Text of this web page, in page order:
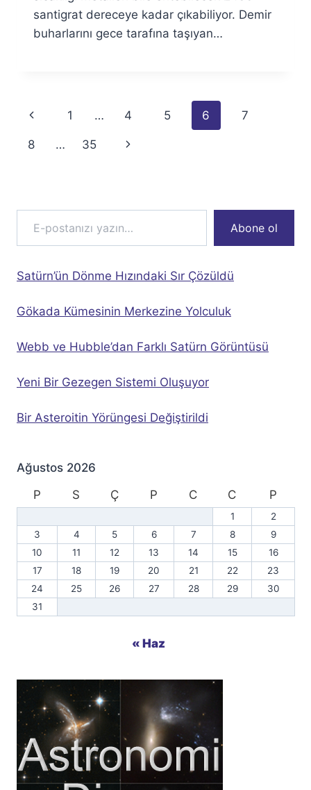
santigrat dereceye kadar çıkabiliyor. Demir
buharlarını gece tarafına taşıyan…
Page
navigation
Previous
Page
1 … 4 5 6 7
8 … 35
Next
E-postanızı yazın…
Abone ol
Satürn’ün Dönme Hızındaki Sır Çözüldü
Gökada Kümesinin Merkezine Yolculuk
Webb ve Hubble’dan Farklı Satürn Görüntüsü
Yeni Bir Gezegen Sistemi Oluşuyor
Bir Asteroitin Yörüngesi Değiştirildi
Ağustos 2026
P
S Ç P C C P
1
2
3
4 5 6 7 8
9
10
11 12 13 14 15
16
17
18 19 20 21 22
23
24
25 26 27 28 29
30
31
« Haz